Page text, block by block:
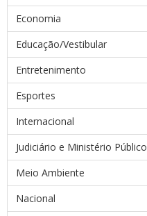
Economia
Educação/Vestibular
Entretenimento
Esportes
Internacional
Judiciário e Ministério Público
Meio Ambiente
Nacional